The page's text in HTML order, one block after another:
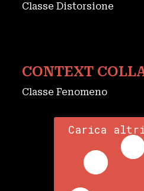
Classe Distorsione
CONTEXT
Classe Fenomeno
Carica